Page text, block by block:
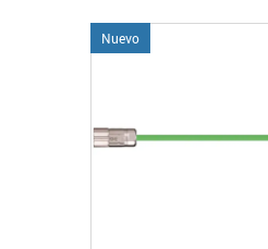
Nuevo